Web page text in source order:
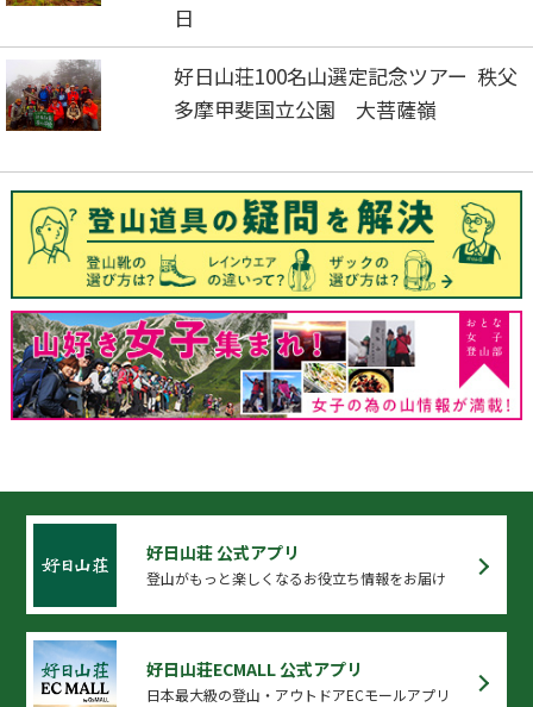
日
好日山荘100名山選定記念ツアー 秩父
多摩甲斐国立公園 大菩薩嶺
好日山荘 公式アプリ
登山がもっと楽しくなるお役立ち情報をお届け
好日山荘ECMALL 公式アプリ
日本最大級の登山・アウトドアECモールアプリ